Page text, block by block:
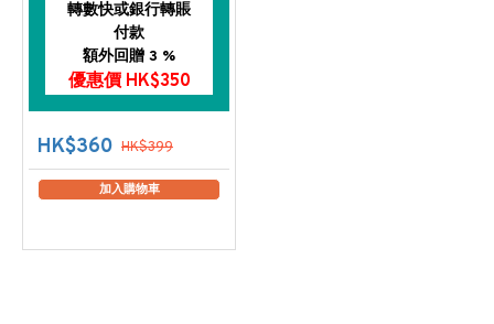
轉數快或銀行轉賬
付款
額外回贈 3 %
優惠價 HK$350
HK$360 HK$399
加入購物車